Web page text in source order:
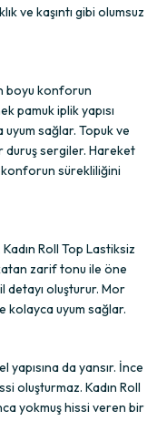
ve kaşıntı gibi olumsuz
boyu konforun
pamuk iplik yapısı
sağlar. Topuk ve
duruş sergiler. Hareket
sürekliliğini
Roll Top Lastiksiz
zarif tonu ile öne
detayı oluşturur. Mor
kolayca uyum sağlar.
da yansır. İnce
oluşturmaz. Kadın Roll
yokmuş hissi veren bir